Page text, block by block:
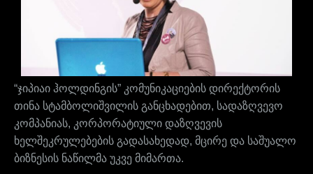
“ჯიპიაი ჰოლდინგის” კომუნიკაციების დირექტორის
თინა სტამბოლიშვილის განცხადებით, სადაზღვევო
კომპანიას, კორპორატიული დაზღვევის
ხელშეკრულებების გადასახედად, მცირე და საშუალო
ბიზნესის ნაწილმა უკვე მიმართა.